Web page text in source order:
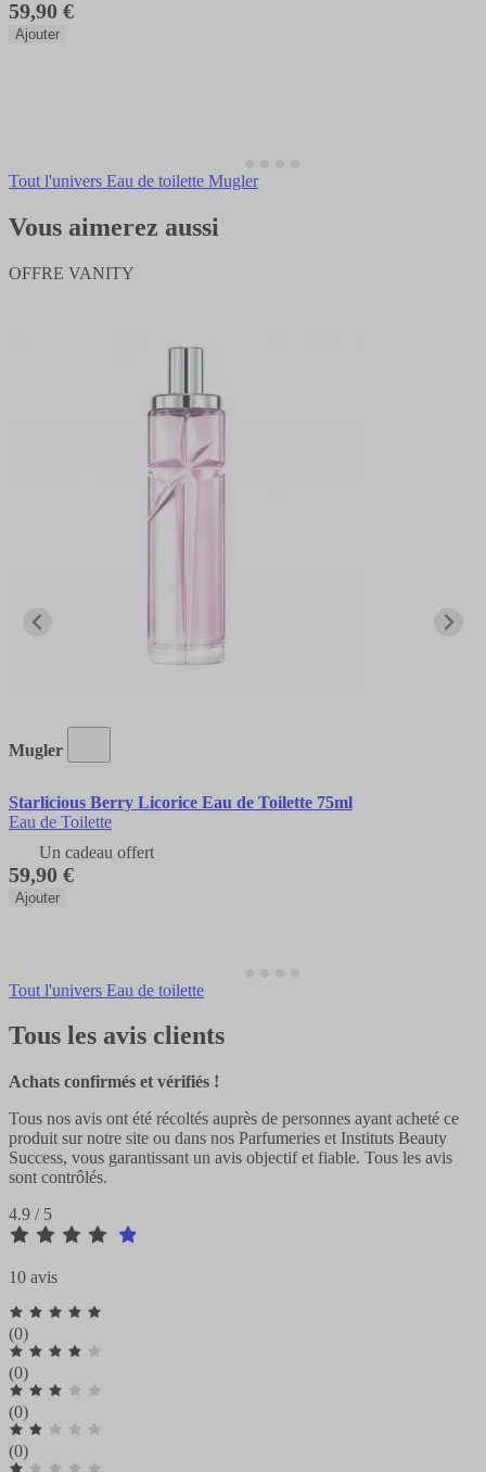
59,90 €
Ajouter
Tout l'univers Eau de toilette Mugler
Vous aimerez aussi
OFFRE VANITY
Mugler
Starlicious Berry Licorice Eau de Toilette 75ml
Eau de Toilette
Un cadeau offert
59,90 €
Ajouter
Tout l'univers Eau de toilette
Tous les avis clients
Achats confirmés et vérifiés !
Tous nos avis ont été récoltés auprès de personnes ayant acheté ce
produit sur notre site ou dans nos Parfumeries et Instituts Beauty
Success, vous garantissant un avis objectif et fiable. Tous les avis
sont contrôlés.
4.9 / 5
10 avis
(0)
(0)
(0)
(0)